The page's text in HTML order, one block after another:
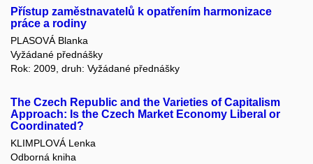
Přístup zaměstnavatelů k opatřením harmonizace
práce a rodiny
PLASOVÁ Blanka
Vyžádané přednášky
Rok: 2009, druh: Vyžádané přednášky
The Czech Republic and the Varieties of Capitalism
Approach: Is the Czech Market Economy Liberal or
Coordinated?
KLIMPLOVÁ Lenka
Odborná kniha